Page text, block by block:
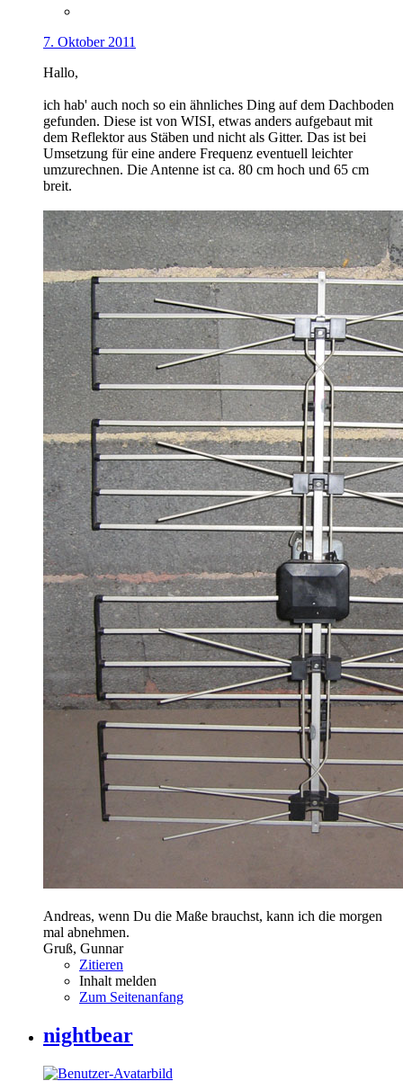
7. Oktober 2011
Hallo,
ich hab' auch noch so ein ähnliches Ding auf dem Dachboden
gefunden. Diese ist von WISI, etwas anders aufgebaut mit
dem Reflektor aus Stäben und nicht als Gitter. Das ist bei
Umsetzung für eine andere Frequenz eventuell leichter
umzurechnen. Die Antenne ist ca. 80 cm hoch und 65 cm
breit.
Andreas, wenn Du die Maße brauchst, kann ich die morgen
mal abnehmen.
Gruß, Gunnar
Zitieren
Inhalt melden
Zum Seitenanfang
nightbear